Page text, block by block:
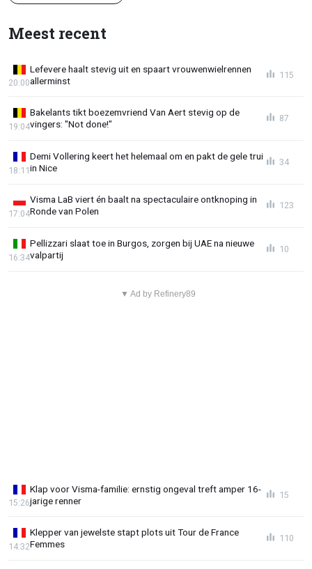
Meest recent
Lefevere haalt stevig uit en spaart vrouwenwielrennen
allerminst
20:00
115
Bakelants tikt boezemvriend Van Aert stevig op de
vingers: "Not done!"
19:04
87
Demi Vollering keert het helemaal om en pakt de gele trui
in Nice
18:11
34
Visma LaB viert én baalt na spectaculaire ontknoping in
Ronde van Polen
17:04
123
Pellizzari slaat toe in Burgos, zorgen bij UAE na nieuwe
valpartij
16:34
10
▼ Ad by Refinery89
Klap voor Visma-familie: ernstig ongeval treft amper 16-
jarige renner
15:26
15
Klepper van jewelste stapt plots uit Tour de France
Femmes
14:32
110